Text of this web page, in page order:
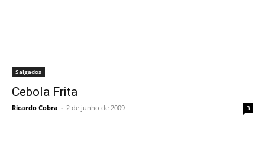
Salgados
Cebola Frita
Ricardo Cobra - 2 de junho de 2009 3